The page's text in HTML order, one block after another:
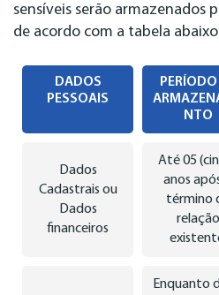
sensíveis serão armazenados
de acordo com a tabela
DADOS
PESSOAIS
NTO
Dados
Cadastrais ou
Dados
financeiros
Até 05
anos
término
relação
Enquanto